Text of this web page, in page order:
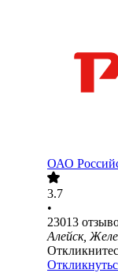
ОАО
3.7
•
23013
Алейск,